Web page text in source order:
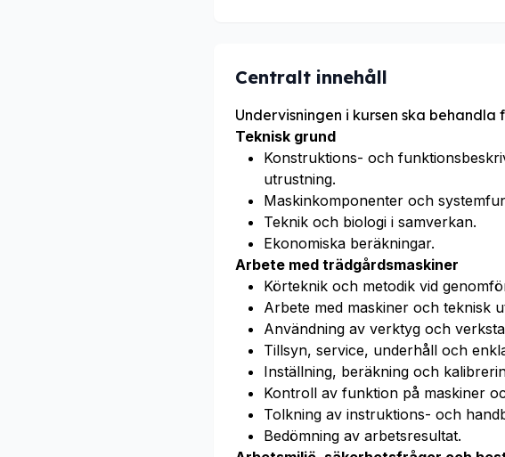
Centralt innehåll
Undervisningen i kursen ska
Teknisk grund
Konstruktions- och
utrustning.
Maskinkomponenter och
Teknik och biologi i samverkan.
Ekonomiska beräkningar.
Arbete med trädgårdsmaskiner
Körteknik och metodik vid
Arbete med maskiner och teknisk
Användning av verktyg och
Tillsyn, service, underhåll och
Inställning, beräkning och
Kontroll av funktion på maskiner
Tolkning av instruktions- och
Bedömning av arbetsresultat.